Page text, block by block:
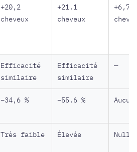
+20,2
cheveux
+21,1
cheveux
+6,7
Efficacité
similaire
Efficacité
similaire
—
−34,6 % −55,6 %
Très faible Élevée Nulle